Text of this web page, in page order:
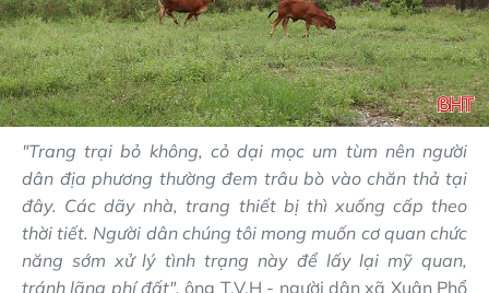
"Trang trại bỏ không, cỏ dại mọc um tùm nên người
dân địa phương thường đem trâu bò vào chăn thả tại
đây. Các dãy nhà, trang thiết bị thì xuống cấp theo
thời tiết. Người dân chúng tôi mong muốn cơ quan chức
năng sớm xử lý tình trạng này để lấy lại mỹ quan,
tránh lãng phí đất", ông T.V.H - người dân xã Xuân Phổ